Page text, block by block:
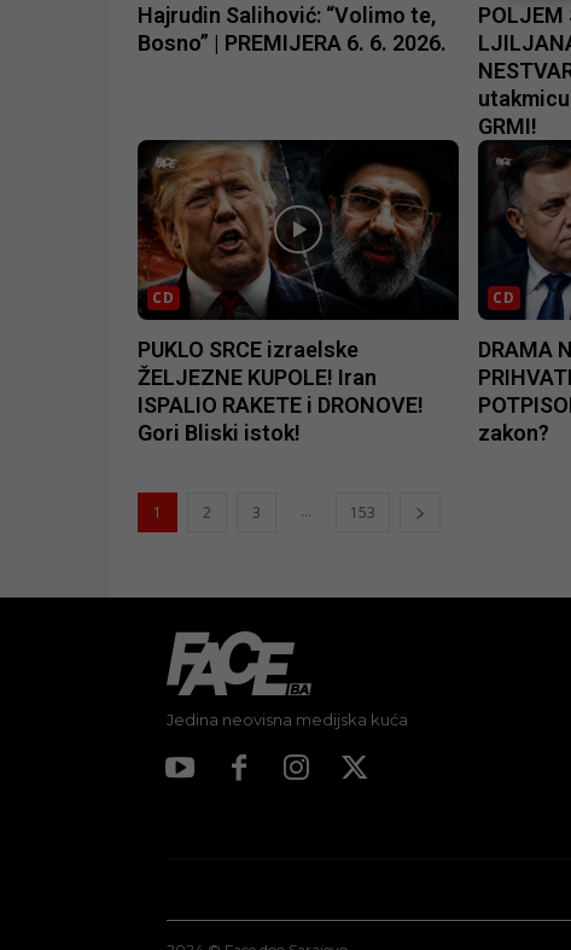
Hajrudin Salihović: “Volimo te,
Bosno” | PREMIJERA 6. 6. 2026.
POLJEM
utakmicu
GRMI!
CD
PUKLO SRCE izraelske
ŽELJEZNE KUPOLE! Iran
ISPALIO RAKETE i DRONOVE!
Gori Bliski istok!
CD
DRAMA
zakon?
1 2 3 ... 153
Jedina neovisna medijska kuća